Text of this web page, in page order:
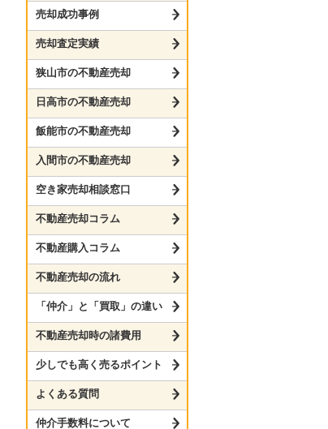
売却成功事例
売却査定実績
狭山市の不動産売却
日高市の不動産売却
飯能市の不動産売却
入間市の不動産売却
空き家売却相談窓口
不動産売却コラム
不動産購入コラム
不動産売却の流れ
「仲介」と「買取」の違い
不動産売却時の諸費用
少しでも高く売るポイント
よくある質問
仲介手数料について